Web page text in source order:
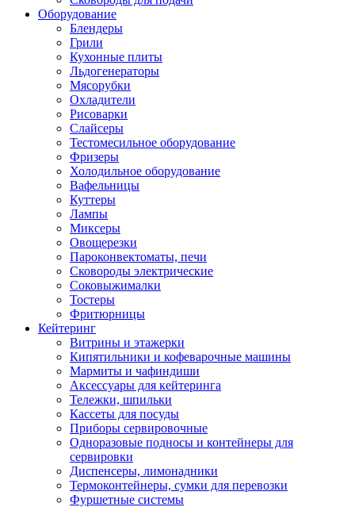
Оборудование
Блендеры
Грили
Кухонные плиты
Льдогенераторы
Мясорубки
Охладители
Рисоварки
Слайсеры
Тестомесильное оборудование
Фризеры
Холодильное оборудование
Вафельницы
Куттеры
Лампы
Миксеры
Овощерезки
Пароконвектоматы, печи
Сковороды электрические
Соковыжималки
Тостеры
Фритюрницы
Кейтеринг
Витрины и этажерки
Кипятильники и кофеварочные машины
Мармиты и чафиндиши
Аксессуары для кейтеринга
Тележки, шпильки
Кассеты для посуды
Приборы сервировочные
Одноразовые подносы и контейнеры для
сервировки
Диспенсеры, лимонадники
Термоконтейнеры, сумки для перевозки
Фуршетные системы